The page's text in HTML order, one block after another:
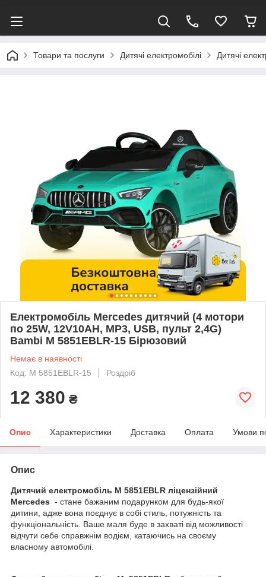
Товари та послуги Дитячі електромобілі Дитячі
Електромобіль Mercedes дитячий (4 мотори
по 25W, 12V10AH, MP3, USB, пульт 2,4G)
Bambi M 5851EBLR-15 Бірюзовий
Немає в наявності
Код: M 5851EBLR-15
Роздріб
12 380 ₴
Опис Характеристики Доставка Оплата Умови
Опис
Дитячий електромобіль M 5851EBLR ліцензійний
Mercedes - стане бажаним подарунком для будь-якої
дитини, адже вона поєднує в собі стиль, потужність та
функціональність. Ваше маля буде в захваті від можливості
відчути себе справжнім водієм, катаючись на своєму
власному автомобілі.